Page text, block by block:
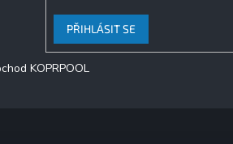
PŘIHLÁSIT SE
KOPRPOOL